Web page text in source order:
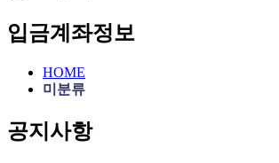
입금계좌정보
HOME
미분류
공지사항